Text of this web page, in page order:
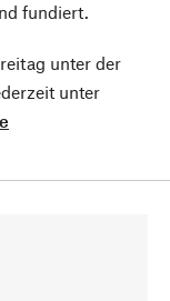
fundiert.
unter der
unter